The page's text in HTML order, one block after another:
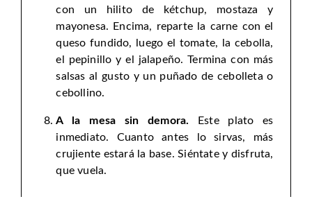
con un hilito de kétchup, mostaza y
mayonesa. Encima, reparte la carne con el
queso fundido, luego el tomate, la cebolla,
el pepinillo y el jalapeño. Termina con más
salsas al gusto y un puñado de cebolleta o
cebollino.
A la mesa sin demora. Este plato es
inmediato. Cuanto antes lo sirvas, más
crujiente estará la base. Siéntate y disfruta,
que vuela.